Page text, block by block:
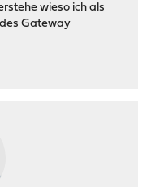
wieso ich als
Gateway